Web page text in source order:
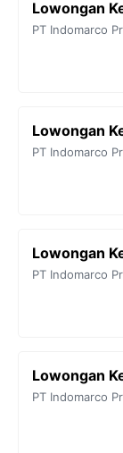
o
e
r
Lowongan
PT Indomarco
Lowongan
PT Indomarco
Lowongan
PT Indomarco
Lowongan
PT Indomarco